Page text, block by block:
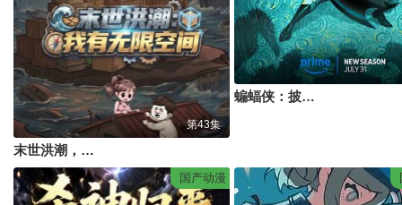
第43集
末世洪潮，我有无限空间
蝙蝠侠：披风战士第二季
国产动漫